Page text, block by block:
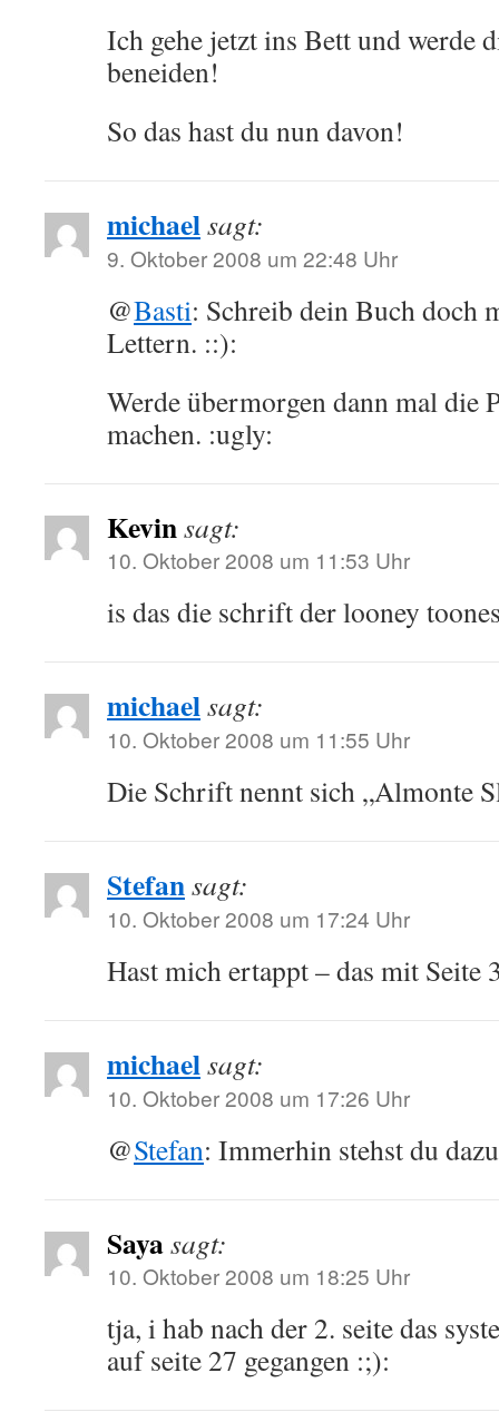
Ich gehe jetzt ins Bett und werde
beneiden!
So das hast du nun davon!
michaelsagt:
9. Oktober 2008 um 22:48 Uhr
@Basti: Schreib dein Buch doch
Lettern. ::):
Werde übermorgen dann mal die
machen. :ugly:
Kevinsagt:
10. Oktober 2008 um 11:53 Uhr
is das die schrift der looney
michaelsagt:
10. Oktober 2008 um 11:55 Uhr
Die Schrift nennt sich „Almonte
Stefansagt:
10. Oktober 2008 um 17:24 Uhr
Hast mich ertappt – das mit Seite
michaelsagt:
10. Oktober 2008 um 17:26 Uhr
@Stefan: Immerhin stehst du
Sayasagt:
10. Oktober 2008 um 18:25 Uhr
tja, i hab nach der 2. seite das
auf seite 27 gegangen :;):